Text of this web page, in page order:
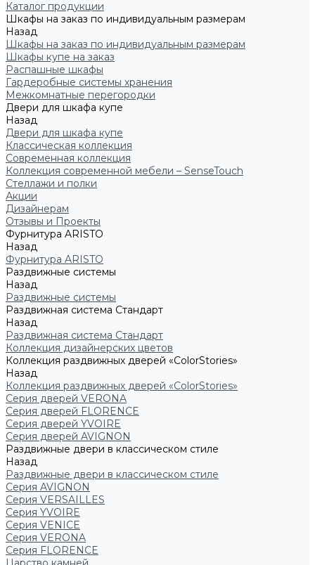
Каталог продукции
Шкафы на заказ по индивидуальным размерам
Назад
Шкафы на заказ по индивидуальным размерам
Шкафы купе на заказ
Распашные шкафы
Гардеробные системы хранения
Межкомнатные перегородки
Двери для шкафа купе
Назад
Двери для шкафа купе
Классическая коллекция
Современная коллекция
Коллекция современной мебели – SenseTouch
Стеллажи и полки
Акции
Дизайнерам
Отзывы и Проекты
Фурнитура ARISTO
Назад
Фурнитура ARISTO
Раздвижные системы
Назад
Раздвижные системы
Раздвижная система Стандарт
Назад
Раздвижная система Стандарт
Коллекция дизайнерских цветов
Коллекция раздвижных дверей «ColorStories»
Назад
Коллекция раздвижных дверей «ColorStories»
Серия дверей VERONA
Серия дверей FLORENCE
Серия дверей YVOIRE
Серия дверей AVIGNON
Раздвижные двери в классическом стиле
Назад
Раздвижные двери в классическом стиле
Серия AVIGNON
Серия VERSAILLES
Серия YVOIRE
Серия VENICE
Серия VERONA
Серия FLORENCE